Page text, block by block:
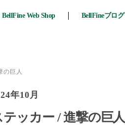
BellFine Web Shop BellFineブログ
の巨人
年10月
テッカー / 進撃の巨人